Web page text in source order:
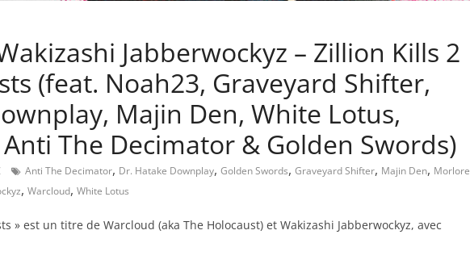
Jabberwockyz – Zillion Kills 2
(feat. Noah23, Graveyard Shifter,
Majin Den, White Lotus,
The Decimator & Golden Swords)
Anti The Decimator, Dr. Hatake Downplay, Golden Swords, Graveyard Shifter, Majin Den, Morlore
, Warcloud, White Lotus
» est un titre de Warcloud (aka The Holocaust) et Wakizashi Jabberwockyz, avec